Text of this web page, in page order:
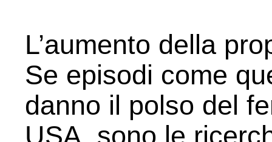
L’aumento della
Se episodi come
danno il polso del
USA, sono le